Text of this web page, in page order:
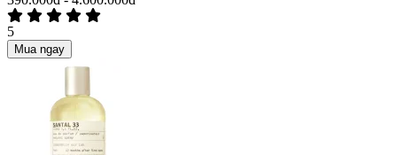
5
Mua ngay